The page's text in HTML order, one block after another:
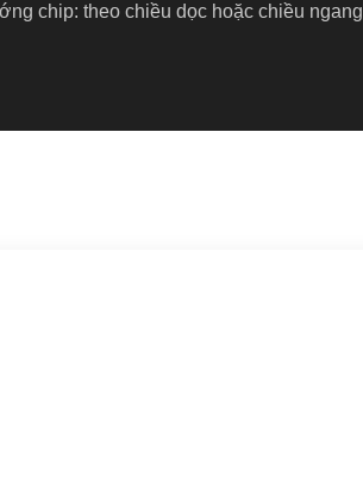
chip: theo chiều dọc hoặc chiều ngang